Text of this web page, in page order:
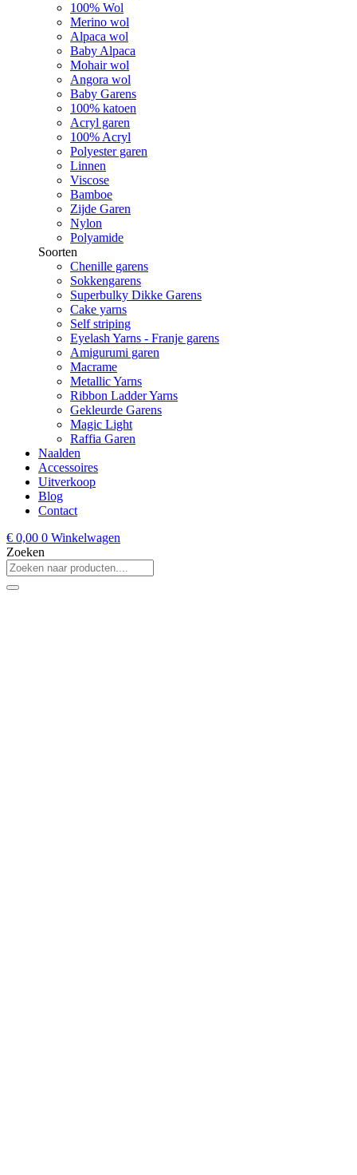
100% Wol
Merino wol
Alpaca wol
Baby Alpaca
Mohair wol
Angora wol
Baby Garens
100% katoen
Acryl garen
100% Acryl
Polyester garen
Linnen
Viscose
Bamboe
Zijde Garen
Nylon
Polyamide
Soorten
Chenille garens
Sokkengarens
Superbulky Dikke Garens
Cake yarns
Self striping
Eyelash Yarns - Franje garens
Amigurumi garen
Macrame
Metallic Yarns
Ribbon Ladder Yarns
Gekleurde Garens
Magic Light
Raffia Garen
Naalden
Accessoires
Uitverkoop
Blog
Contact
€ 0,00 0 Winkelwagen
Zoeken